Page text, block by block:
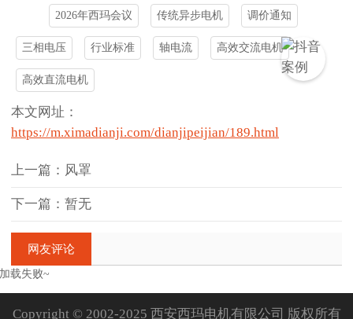
2026年西玛会议 传统异步电机 调价通知
三相电压 行业标准 轴电流 高效交流电机
高效直流电机
本文网址：
https://m.ximadianji.com/dianjipeijian/189.html
上一篇：风罩
下一篇：暂无
网友评论
加载失败~
Copyright © 2002-2025 西安西玛电机有限公司 版权所有